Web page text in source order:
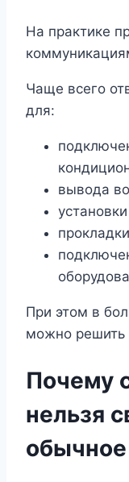
На практике
Чаще всего
для:
вывода
При этом в
можно решить
Почему
нельзя
обычное